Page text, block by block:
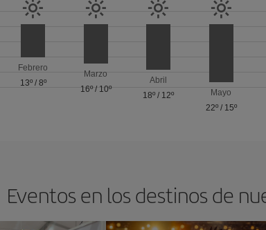
Febrero
13º/ 8º
Marzo
16º/ 10º
Abril
18º / 12º
Mayo
22º/ 15º
Eventos en los destinos de